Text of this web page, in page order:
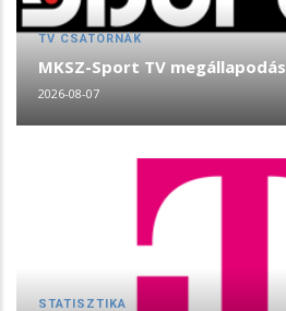
TV CSATORNÁK
MKSZ-Sport TV megállapodás
2026-08-07
STATISZTIKA